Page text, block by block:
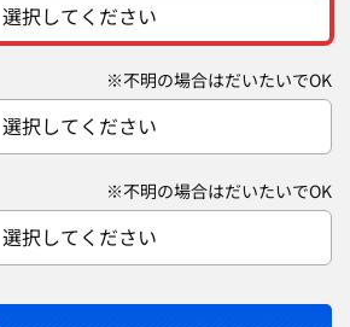
選択してください
※不明の場合はだいたいでOK
選択してください
※不明の場合はだいたいでOK
選択してください